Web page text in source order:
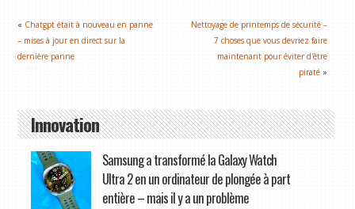
« Chatgpt était à nouveau en panne
– mises à jour en direct sur la
dernière panne
Nettoyage de printemps de sécurité –
7 choses que vous devriez faire
maintenant pour éviter d'être
piraté »
Innovation
Samsung a transformé la Galaxy Watch
Ultra 2 en un ordinateur de plongée à part
entière – mais il y a un problème